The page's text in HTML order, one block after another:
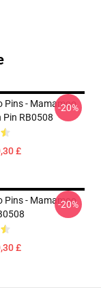
Pins - Mamamoo
Pin RB0508
£
-20%
Pins - Mamamoo
£
-20%